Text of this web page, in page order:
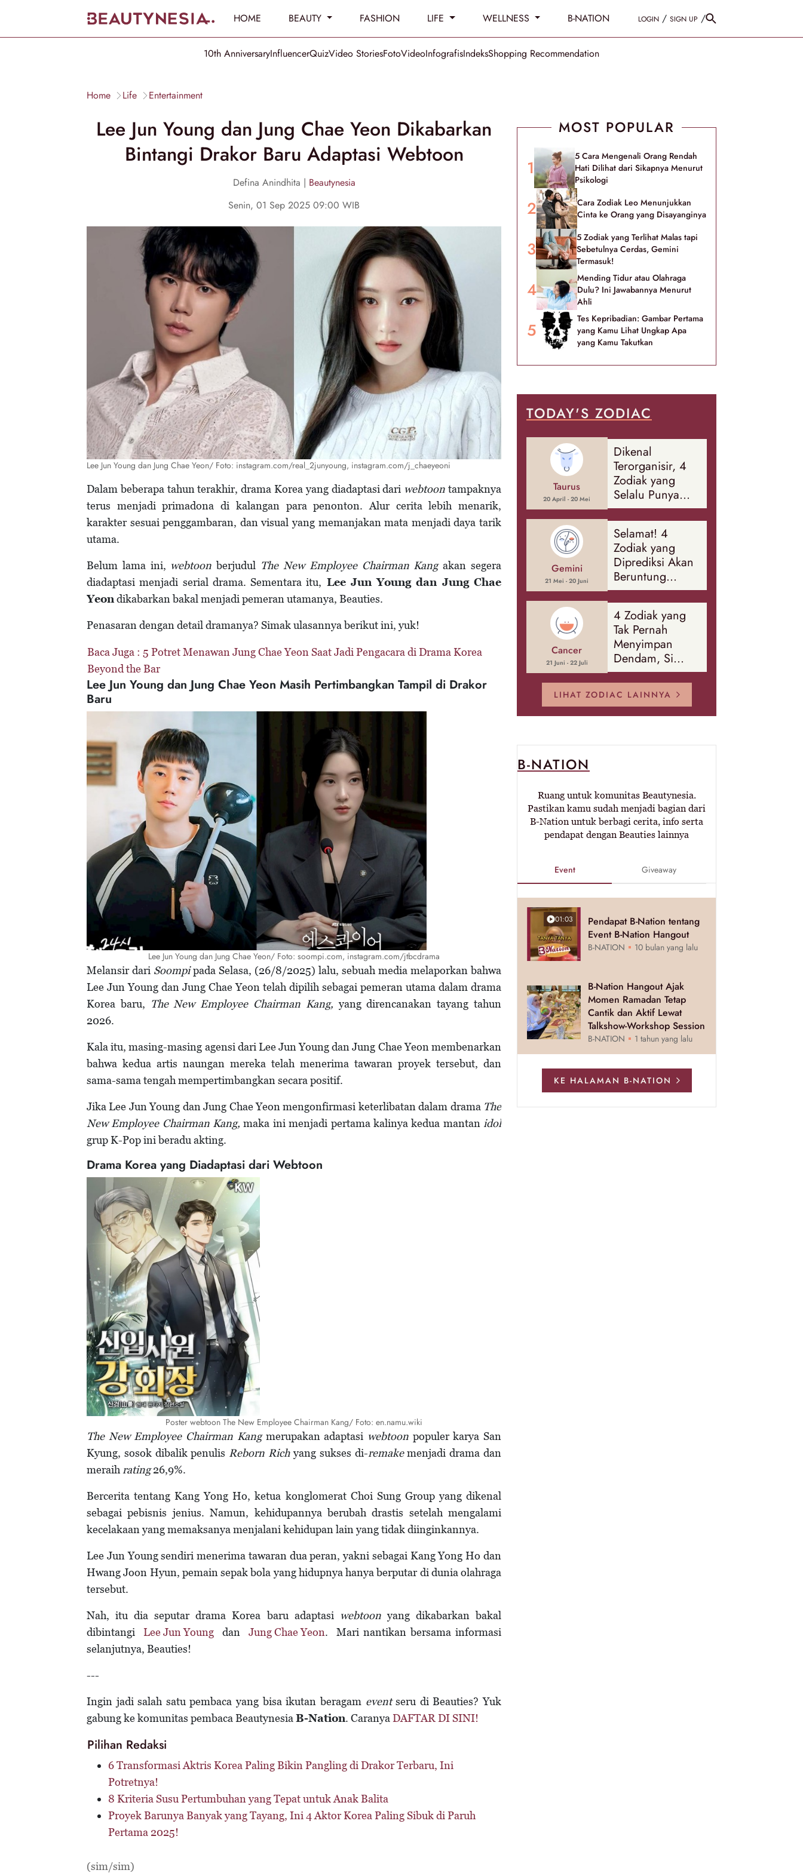
HOME BEAUTY FASHION LIFE WELLNESS B-NATION LOGIN / SIGN UP /
10th AnniversaryInfluencerQuizVideo StoriesFotoVideoInfografisIndeksShopping Recommendation
Home Life Entertainment
Lee Jun Young dan Jung Chae Yeon Dikabarkan
Bintangi Drakor Baru Adaptasi Webtoon
Defina Anindhita | Beautynesia
Senin, 01 Sep 2025 09:00 WIB
Lee Jun Young dan Jung Chae Yeon/ Foto: instagram.com/real_2junyoung, instagram.com/j_chaeyeoni
Dalam beberapa tahun terakhir, drama Korea yang diadaptasi dari webtoon tampaknya
terus menjadi primadona di kalangan para penonton. Alur cerita lebih menarik,
karakter sesuai penggambaran, dan visual yang memanjakan mata menjadi daya tarik
utama.
Belum lama ini, webtoon berjudul The New Employee Chairman Kangakan segera
diadaptasi menjadi serial drama. Sementara itu, Lee Jun Young dan Jung Chae
Yeondikabarkan bakal menjadi pemeran utamanya, Beauties.
Penasaran dengan detail dramanya? Simak ulasannya berikut ini, yuk!
Baca Juga : 5 Potret Menawan Jung Chae Yeon Saat Jadi Pengacara di Drama Korea
Beyond the Bar
Lee Jun Young dan Jung Chae Yeon Masih Pertimbangkan Tampil di Drakor
Baru
Lee Jun Young dan Jung Chae Yeon/ Foto: soompi.com, instagram.com/jtbcdrama
Melansir dari Soompipada Selasa, (26/8/2025) lalu, sebuah media melaporkan bahwa
Lee Jun Young dan Jung Chae Yeon telah dipilih sebagai pemeran utama dalam drama
Korea baru, The New Employee Chairman Kang, yang direncanakan tayang tahun
2026.
Kala itu, masing-masing agensi dari Lee Jun Young dan Jung Chae Yeon membenarkan
bahwa kedua artis naungan mereka telah menerima tawaran proyek tersebut, dan
sama-sama tengah mempertimbangkan secara positif.
Jika Lee Jun Young dan Jung Chae Yeon mengonfirmasi keterlibatan dalam drama The
New Employee Chairman Kang, maka ini menjadi pertama kalinya kedua mantanidol
grup K-Pop ini beradu akting.
Drama Korea yang Diadaptasi dari Webtoon
Poster webtoon The New Employee Chairman Kang/ Foto: en.namu.wiki
The New Employee Chairman Kang merupakan adaptasi webtoonpopuler karya San
Kyung, sosok dibalik penulis Reborn Richyang sukses di-remakemenjadi drama dan
meraihrating26,9%.
Bercerita tentang Kang Yong Ho, ketua konglomerat Choi Sung Group yang dikenal
sebagai pebisnis jenius. Namun, kehidupannya berubah drastis setelah mengalami
kecelakaan yang memaksanya menjalani kehidupan lain yang tidak diinginkannya.
Lee Jun Young sendiri menerima tawaran dua peran, yakni sebagai Kang Yong Ho dan
Hwang Joon Hyun, pemain sepak bola yang hidupnya hanya berputar di dunia olahraga
tersebut.
Nah, itu dia seputar drama Korea baru adaptasi webtoonyang dikabarkan bakal
dibintangi Lee Jun Young dan Jung Chae Yeon. Mari nantikan bersama informasi
selanjutnya, Beauties!
---
Ingin jadi salah satu pembaca yang bisa ikutan beragam eventseru di Beauties? Yuk
gabung ke komunitas pembaca BeautynesiaB-Nation. CaranyaDAFTAR DI SINI!
Pilihan Redaksi
6 Transformasi Aktris Korea Paling Bikin Pangling di Drakor Terbaru, Ini
Potretnya!
8 Kriteria Susu Pertumbuhan yang Tepat untuk Anak Balita
Proyek Barunya Banyak yang Tayang, Ini 4 Aktor Korea Paling Sibuk di Paruh
Pertama 2025!
(sim/sim)
MOST POPULAR
5 Cara Mengenali Orang Rendah
Hati Dilihat dari Sikapnya Menurut
Psikologi
Cara Zodiak Leo Menunjukkan
Cinta ke Orang yang Disayanginya
5 Zodiak yang Terlihat Malas tapi
Sebetulnya Cerdas, Gemini
Termasuk!
Mending Tidur atau Olahraga
Dulu? Ini Jawabannya Menurut
Ahli
Tes Kepribadian: Gambar Pertama
yang Kamu Lihat Ungkap Apa
yang Kamu Takutkan
TODAY'S ZODIAC
Taurus
20 April - 20 Mei
Dikenal
Terorganisir, 4
Zodiak yang
Selalu Punya
Rencana
Cadangan Soal
Banyak Hal
Gemini
21 Mei - 20 Juni
Selamat! 4
Zodiak yang
Diprediksi Akan
Beruntung
Sepanjang
Agustus 2026
Cancer
21 Juni - 22 Juli
4 Zodiak yang
Tak Pernah
Menyimpan
Dendam, Si
Paling Mudah
Memaafkan!
LIHAT ZODIAC LAINNYA
B-NATION
Ruang untuk komunitas Beautynesia.
Pastikan kamu sudah menjadi bagian dari
B-Nation untuk berbagi cerita, info serta
pendapat dengan Beauties lainnya
Event Giveaway
01:03
Pendapat B-Nation tentang
Event B-Nation Hangout
B-NATION 10 bulan yang lalu
B-Nation Hangout Ajak
Momen Ramadan Tetap
Cantik dan Aktif Lewat
Talkshow-Workshop Session
B-NATION 1 tahun yang lalu
KE HALAMAN B-NATION